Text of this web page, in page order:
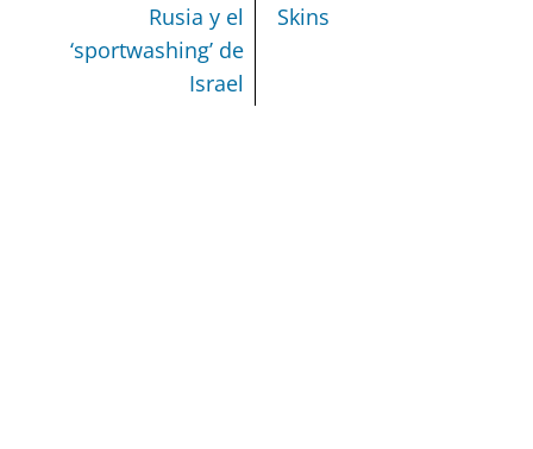
Rusia y el
‘sportwashing’ de
Israel
Skins